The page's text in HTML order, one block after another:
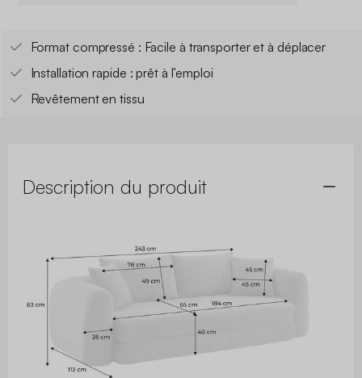
Format compressé : Facile à transporter et à déplacer
Installation rapide : prêt à l’emploi
Revêtement en tissu
Description du produit